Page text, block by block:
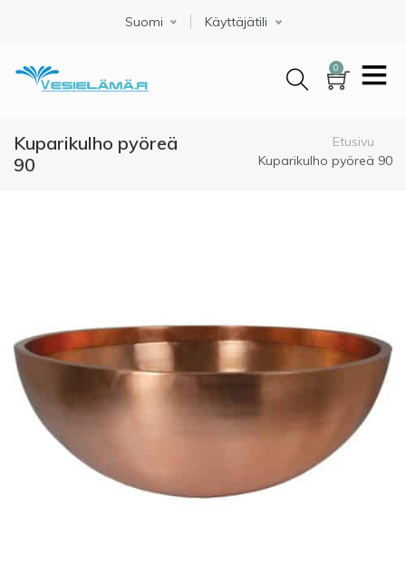
Select your language
Suomi Käyttäjätili
0
Kuparikulho pyöreä
90
MurupolkuEtusivu
Kuparikulho pyöreä 90